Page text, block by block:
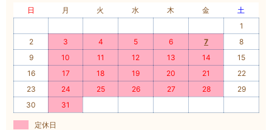
日
月 火 水 木 金
土
1
2
3 4 5 6 7
8
9
10 11 12 13 14
15
16
17 18 19 20 21
22
23
24 25 26 27 28
29
30
31
定休日